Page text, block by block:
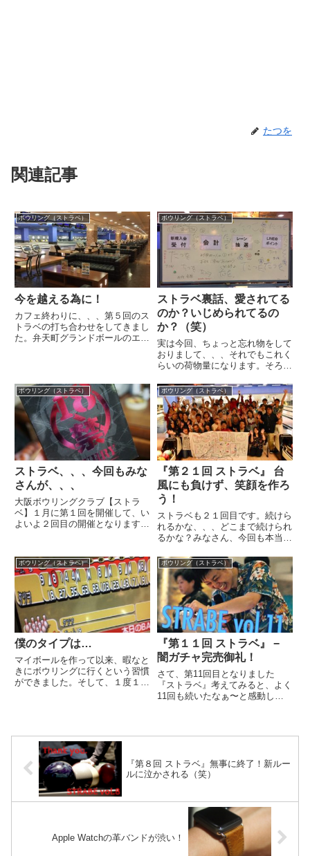
たつを
関連記事
ボウリング（ストラベ）
今を越える為に！
カフェ終わりに、、、第５回のス
トラベの打ち合わせをしてきまし
た。弁天町グランドボールのエー
一緒に考えてくれます。だがだ
が、、、僕はBINBOWを貫こう...
ボウリング（ストラベ）
ストラベ裏話、愛されてる
のか？いじめられてるの
か？（笑）
実は今回、ちょっと忘れ物をして
おりまして、、、それでもこれく
らいの荷物量になります。そろそ
です。まじで家の中、イベントの
荷物だらけになってるんで。ん
で、帽子を忘れてたんですが、こ
んな日に限って、、、「帽子ない
で...
ボウリング（ストラベ）
ストラベ、、、今回もみな
さんが、、、
大阪ボウリングクラブ【ストラ
ベ】１月に第１回を開催して、い
よいよ２回目の開催となります。
も子供も楽しめるボウリングです
ので、ぜひ、ご参加いただけたら
と思っています。そんな中、、、
ま...
ボウリング（ストラベ）
『第２１回 ストラベ』 台
風にも負けず、笑顔を作ろ
う！
ストラベも２１回目です。続けら
れるかな、、、どこまで続けられ
るかな？みなさん、今回も本当に
張ってます、、、本当に、
日々。。。受付などももう本当に
ありがたいことで、手伝ってもら
えています。感謝です。みんな極
めてき...
ボウリング（ストラベ）
僕のタイプは…
マイボールを作って以来、暇なと
きにボウリングに行くという習慣
ができました。そして、１度１人
を飼うくらい危険です。いや、
ボウリング（ストラベ）
『第１１回 ストラベ』 −
闇ガチャ完売御礼！
さて、第11回目となりました
『ストラベ』考えてみると、よく
11回も続いたなぁ〜と感動して
と...
『第８回 ストラベ』無事に終了！新ルー
ルに泣かされる（笑）
Apple Watchの革バンドが渋い！